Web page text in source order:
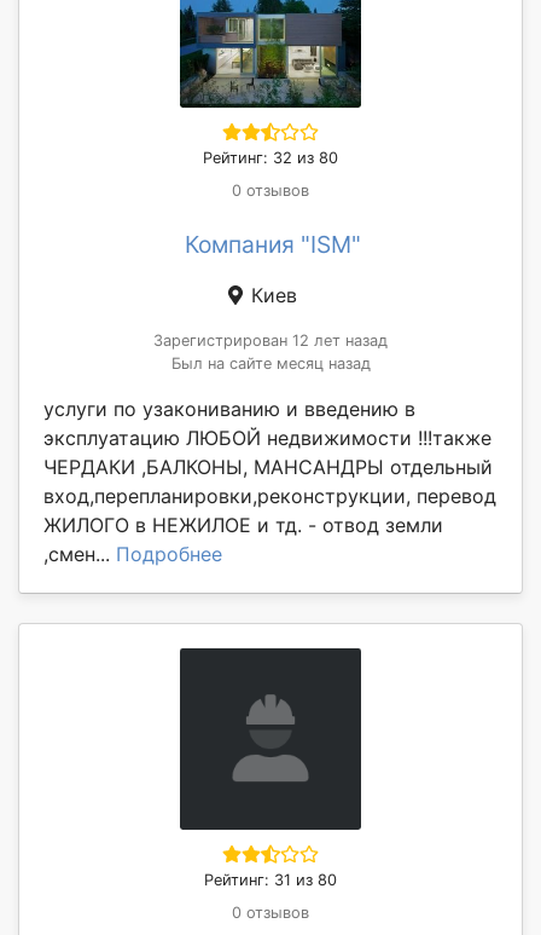
Рейтинг: 32 из 80
0 отзывов
Компания "ISM"
Киев
Зарегистрирован 12 лет назад
Был на сайте месяц назад
услуги по узакониванию и введению в
эксплуатацию ЛЮБОЙ недвижимости !!!также
ЧЕРДАКИ ,БАЛКОНЫ, МАНСАНДРЫ отдельный
вход,перепланировки,реконструкции, перевод
ЖИЛОГО в НЕЖИЛОЕ и тд. - отвод земли
,смен... Подробнее
Рейтинг: 31 из 80
0 отзывов